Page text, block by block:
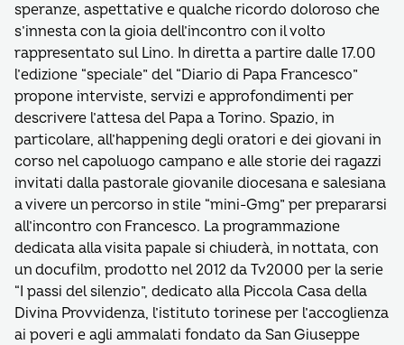
speranze, aspettative e qualche ricordo doloroso che
s’innesta con la gioia dell’incontro con il volto
rappresentato sul Lino. In diretta a partire dalle 17.00
l’edizione “speciale” del “Diario di Papa Francesco”
propone interviste, servizi e approfondimenti per
descrivere l’attesa del Papa a Torino. Spazio, in
particolare, all’happening degli oratori e dei giovani in
corso nel capoluogo campano e alle storie dei ragazzi
invitati dalla pastorale giovanile diocesana e salesiana
a vivere un percorso in stile “mini-Gmg” per prepararsi
all’incontro con Francesco. La programmazione
dedicata alla visita papale si chiuderà, in nottata, con
un docufilm, prodotto nel 2012 da Tv2000 per la serie
“I passi del silenzio”, dedicato alla Piccola Casa della
Divina Provvidenza, l’istituto torinese per l’accoglienza
ai poveri e agli ammalati fondato da San Giuseppe